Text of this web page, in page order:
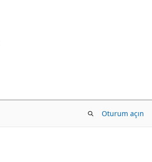
Oturum açın